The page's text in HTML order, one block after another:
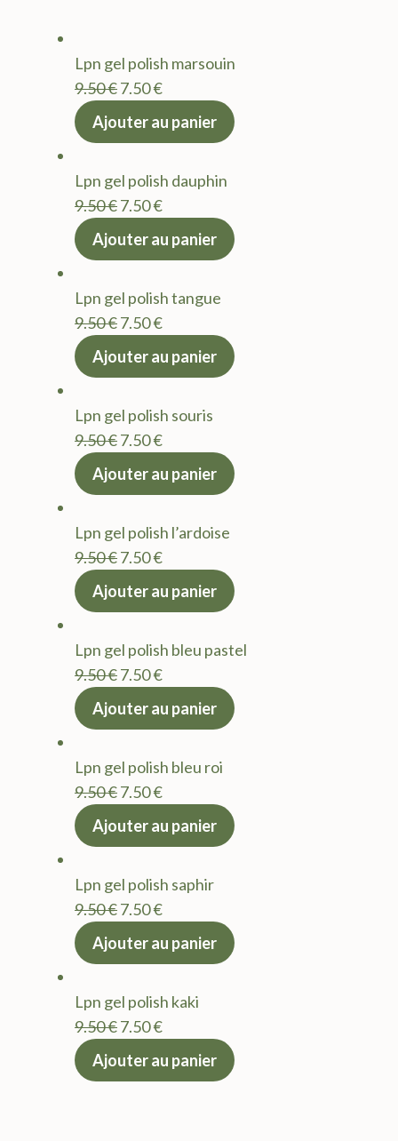
Lpn gel polish marsouin
9.50€Le
prix
9.50 €.
7.50€Le
actuel
7.50 €.
Ajouter au panier
Lpn gel polish dauphin
9.50€Le
prix
9.50 €.
7.50€Le
actuel
7.50 €.
Ajouter au panier
Lpn gel polish tangue
9.50€Le
prix
9.50 €.
7.50€Le
actuel
7.50 €.
Ajouter au panier
Lpn gel polish souris
9.50€Le
prix
9.50 €.
7.50€Le
actuel
7.50 €.
Ajouter au panier
Lpn gel polish l’ardoise
9.50€Le
prix
9.50 €.
7.50€Le
actuel
7.50 €.
Ajouter au panier
Lpn gel polish bleu pastel
9.50€Le
prix
9.50 €.
7.50€Le
actuel
7.50 €.
Ajouter au panier
Lpn gel polish bleu roi
9.50€Le
prix
9.50 €.
7.50€Le
actuel
7.50 €.
Ajouter au panier
Lpn gel polish saphir
9.50€Le
prix
9.50 €.
7.50€Le
actuel
7.50 €.
Ajouter au panier
Lpn gel polish kaki
9.50€Le
prix
7.50€Le
actuel
Ajouter au panier